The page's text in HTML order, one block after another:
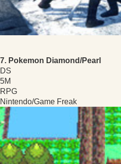
7. Pokemon Diamond/Pearl
DS
5M
RPG
Nintendo/Game Freak